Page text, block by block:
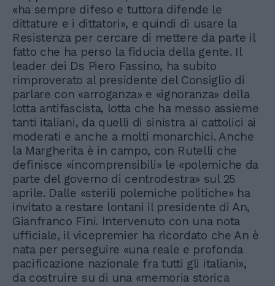
«ha sempre difeso e tuttora difende le
dittature e i dittatori», e quindi di usare la
Resistenza per cercare di mettere da parte il
fatto che ha perso la fiducia della gente. Il
leader dei Ds Piero Fassino, ha subito
rimproverato al presidente del Consiglio di
parlare con «arroganza» e «ignoranza» della
lotta antifascista, lotta che ha messo assieme
tanti italiani, da quelli di sinistra ai cattolici ai
moderati e anche a molti monarchici. Anche
la Margherita è in campo, con Rutelli che
definisce «incomprensibili» le «polemiche da
parte del governo di centrodestra» sul 25
aprile. Dalle «sterili polemiche politiche» ha
invitato a restare lontani il presidente di An,
Gianfranco Fini. Intervenuto con una nota
ufficiale, il vicepremier ha ricordato che An è
nata per perseguire «una reale e profonda
pacificazione nazionale fra tutti gli italiani»,
da costruire su di una «memoria storica